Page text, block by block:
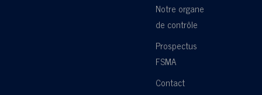
Notre organe
de contrôle
Prospectus
FSMA
Contact